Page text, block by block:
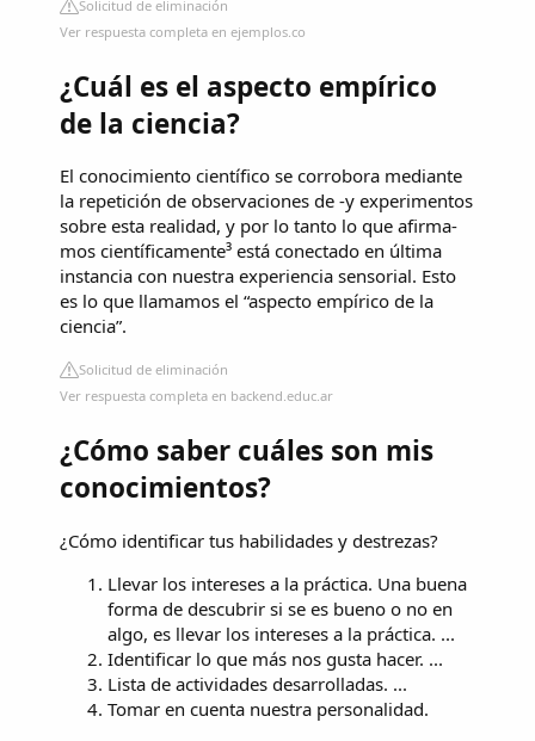
Solicitud de eliminación
Ver respuesta completa en ejemplos.co
¿Cuál es el aspecto empírico
de la ciencia?
El conocimiento científico se corrobora mediante
la repetición de observaciones de -y experimentos
sobre esta realidad, y por lo tanto lo que afirma-
mos científicamente³ está conectado en última
instancia con nuestra experiencia sensorial. Esto
es lo que llamamos el “aspecto empírico de la
ciencia”.
Solicitud de eliminación
Ver respuesta completa en backend.educ.ar
¿Cómo saber cuáles son mis
conocimientos?
¿Cómo identificar tus habilidades y destrezas?
Llevar los intereses a la práctica. Una buena
forma de descubrir si se es bueno o no en
algo, es llevar los intereses a la práctica. ...
Identificar lo que más nos gusta hacer. ...
Lista de actividades desarrolladas. ...
Tomar en cuenta nuestra personalidad.